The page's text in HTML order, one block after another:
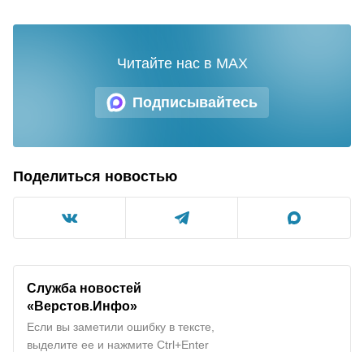
Подписывайтесь
Читайте нас в MAX
Поделиться новостью
Служба новостей
«Верстов.Инфо»
Если вы заметили ошибку в тексте,
выделите ее и нажмите Ctrl+Enter